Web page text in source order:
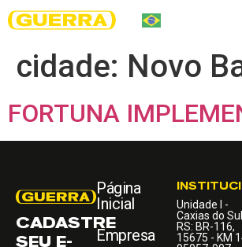
cidade: Novo
FORTUNA
CADASTRE
SEU E-
Página
Inicial
Empresa
Unidade I -
Caxias do
RS: BR-116,
15675 - KM